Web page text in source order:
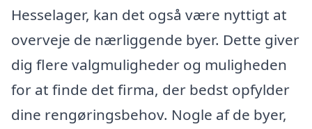
Hesselager, kan det også være nyttigt at
overveje de nærliggende byer. Dette giver
dig flere valgmuligheder og muligheden
for at finde det firma, der bedst opfylder
dine rengøringsbehov. Nogle af de byer,